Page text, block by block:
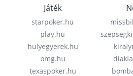
Játék
starpoker.hu
play.hu
hulyegyerek.hu
omg.hu
texaspoker.hu